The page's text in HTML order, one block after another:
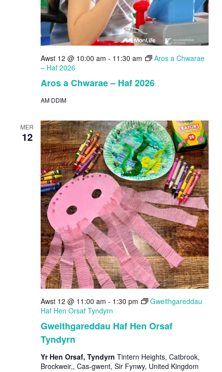
Aros a Chwarae – Haf 2026
Awst 12 @ 10:00 am - 11:30 am
Aros a Chwarae
– Haf 2026
AM DDIM
MER
12
Gweithgareddau Haf Hen Orsaf
Tyndyrn
Awst 12 @ 11:00 am - 1:30 pm
Gweithgareddau
Haf Hen Orsaf Tyndyrn
Yr Hen Orsaf, Tyndyrn Tintern Heights, Catbrook,
Brockweir,, Cas-gwent, Sir Fynwy, United Kingdom